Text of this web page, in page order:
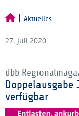
Aktuelles
27. Juli 2020
dbb
verfügbar